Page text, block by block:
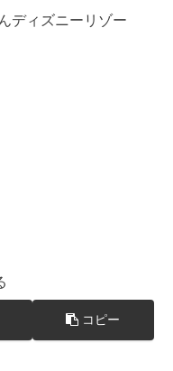
ディズニーリゾー
コピー